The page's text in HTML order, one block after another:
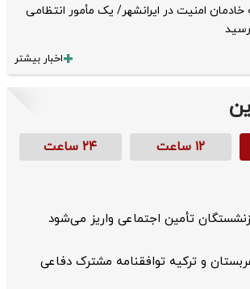
خادمان امنیت در ایرانشهر/ یک مأمور انتظامی
اخبار بیشتر
۱۲ ساعت ۲۴ ساعت
تأمین اجتماعی واریز می‌شود
و ترکیه توافقنامه مشترک دفاعی